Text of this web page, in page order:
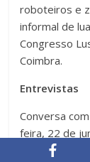
roboteiros e
informal de
Congresso
Coimbra.
Entrevistas
Conversa
feira, 22 de